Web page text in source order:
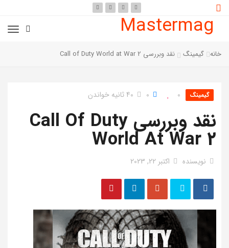
Mastermag
خانه گیمینگ نقد وبررسی Call of Duty World at War 2
گیمینگ 0
0 40 ثانیه خواندن
نقد وبررسی Call Of Duty
World At War 2
نویسنده اکتبر 22, 2023